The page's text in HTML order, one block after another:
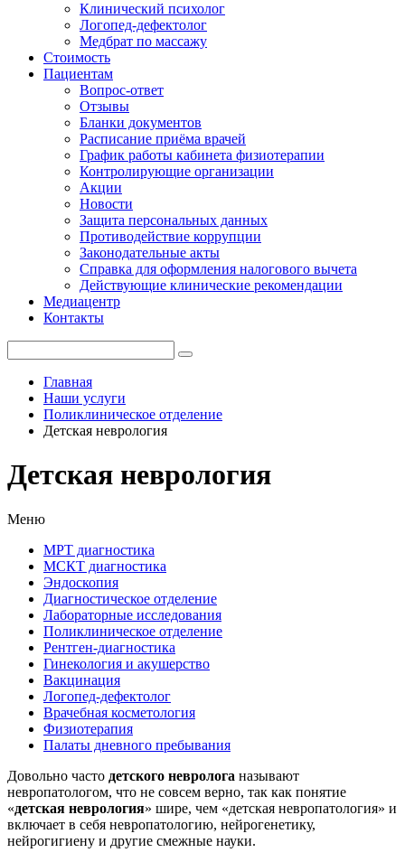
Клинический психолог
Логопед-дефектолог
Медбрат по массажу
Стоимость
Пациентам
Вопрос-ответ
Отзывы
Бланки документов
Расписание приёма врачей
График работы кабинета физиотерапии
Контролирующие организации
Акции
Новости
Защита персональных данных
Противодействие коррупции
Законодательные акты
Справка для оформления налогового вычета
Действующие клинические рекомендации
Медиацентр
Контакты
Главная
Наши услуги
Поликлиническое отделение
Детская неврология
Детская неврология
Меню
МРТ диагностика
МСКТ диагностика
Эндоскопия
Диагностическое отделение
Лабораторные исследования
Поликлиническое отделение
Рентген-диагностика
Гинекология и акушерство
Вакцинация
Логопед-дефектолог
Врачебная косметология
Физиотерапия
Палаты дневного пребывания
Довольно часто детского невролога называют
невропатологом, что не совсем верно, так как понятие
«детская неврология» шире, чем «детская невропатология» и
включает в себя невропатологию, нейрогенетику,
нейрогигиену и другие смежные науки.